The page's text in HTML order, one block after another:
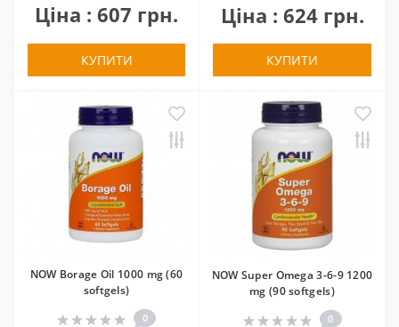
Ціна : 607 грн.
КУПИТИ
Ціна : 624 грн.
КУПИТИ
NOW Borage Oil 1000 mg (60
softgels)
0
NOW Super Omega 3-6-9 1200
mg (90 softgels)
0